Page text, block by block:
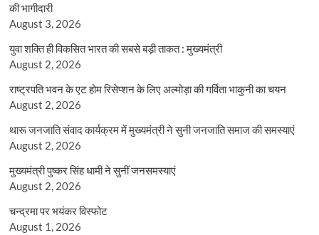
की भागीदारी
August 3, 2026
युवा शक्ति ही विकसित भारत की सबसे बड़ी ताकत : मुख्यमंत्री
August 2, 2026
राष्ट्रपति भवन के एट होम रिसेप्शन के लिए अल्मोड़ा की गर्विता भाकुनी का चयन
August 2, 2026
थारू जनजाति संवाद कार्यक्रम में मुख्यमंत्री ने सुनी जनजाति समाज की समस्याएं
August 2, 2026
मुख्यमंत्री पुष्कर सिंह धामी ने सुनीं जनसमस्याएं
August 2, 2026
चन्द्रमा पर भयंकर विस्फोट
August 1, 2026